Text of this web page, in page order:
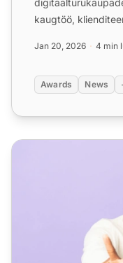
kaugtöö,
Jan 20, 2026 4 min
Awards News
LiveAgent